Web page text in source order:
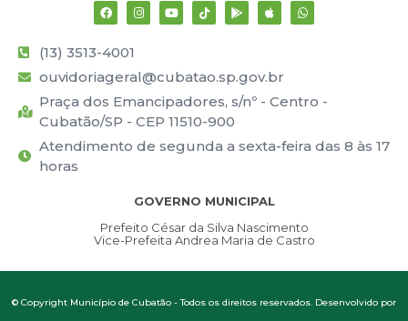
(13) 3513-4001
ouvidoriageral@cubatao.sp.gov.br
Praça dos Emancipadores, s/nº - Centro -
Cubatão/SP - CEP 11510-900
Atendimento de segunda a sexta-feira das 8 às 17
horas
GOVERNO MUNICIPAL
Prefeito César da Silva Nascimento
Vice-Prefeita Andrea Maria de Castro
© Copyright Município de Cubatão - Todos os direitos reservados. Desenvolvido por